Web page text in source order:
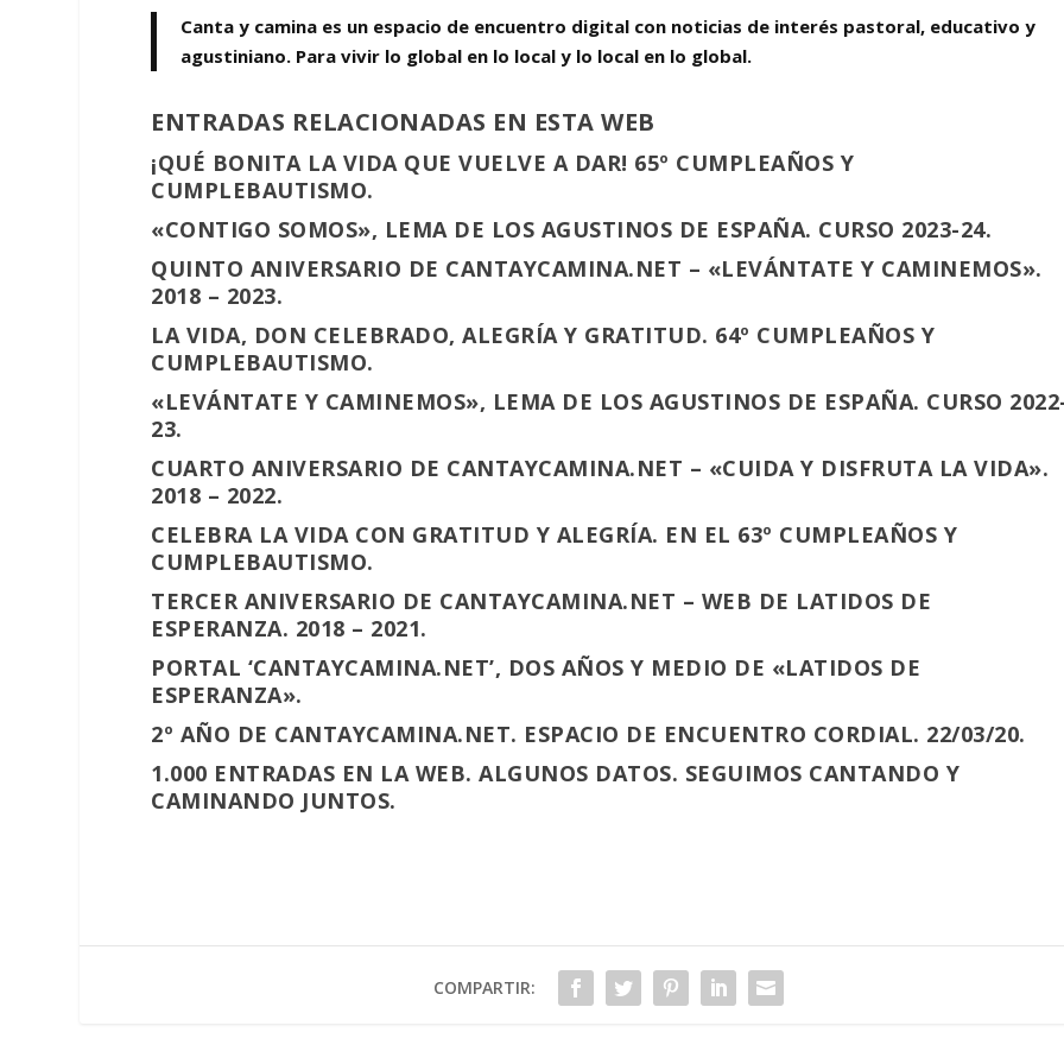
Canta y camina es un espacio de encuentro digital con noticias de interés pastoral, educativo y
agustiniano. Para vivir lo global en lo local y lo local en lo global.
ENTRADAS RELACIONADAS EN ESTA WEB
¡QUÉ BONITA LA VIDA QUE VUELVE A DAR! 65º CUMPLEAÑOS Y
CUMPLEBAUTISMO.
«CONTIGO SOMOS», LEMA DE LOS AGUSTINOS DE ESPAÑA. CURSO 2023-24.
QUINTO ANIVERSARIO DE CANTAYCAMINA.NET – «LEVÁNTATE Y CAMINEMOS».
2018 – 2023.
LA VIDA, DON CELEBRADO, ALEGRÍA Y GRATITUD. 64º CUMPLEAÑOS Y
CUMPLEBAUTISMO.
«LEVÁNTATE Y CAMINEMOS», LEMA DE LOS AGUSTINOS DE ESPAÑA. CURSO
23.
CUARTO ANIVERSARIO DE CANTAYCAMINA.NET – «CUIDA Y DISFRUTA LA VIDA».
2018 – 2022.
CELEBRA LA VIDA CON GRATITUD Y ALEGRÍA. EN EL 63º CUMPLEAÑOS Y
CUMPLEBAUTISMO.
TERCER ANIVERSARIO DE CANTAYCAMINA.NET – WEB DE LATIDOS DE
ESPERANZA. 2018 – 2021.
PORTAL ‘CANTAYCAMINA.NET’, DOS AÑOS Y MEDIO DE «LATIDOS DE
ESPERANZA».
2º AÑO DE CANTAYCAMINA.NET. ESPACIO DE ENCUENTRO CORDIAL. 22/03/20.
1.000 ENTRADAS EN LA WEB. ALGUNOS DATOS. SEGUIMOS CANTANDO Y
CAMINANDO JUNTOS.
COMPARTIR: